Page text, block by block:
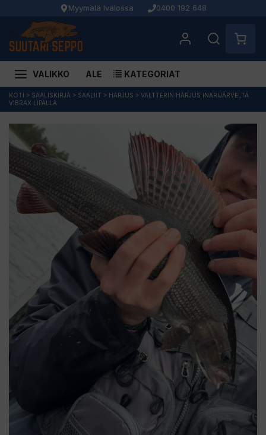
Myymälä Ivalossa 0400 192 648
VALIKKO ALE KATEGORIAT
Siirry
sisältöön
KOTI > SAALISKIRJA > SAALIIT > HARJUS > VALTTERIN HARJUS INARIJÄRVELTÄ
VIBRAX LIPALLA